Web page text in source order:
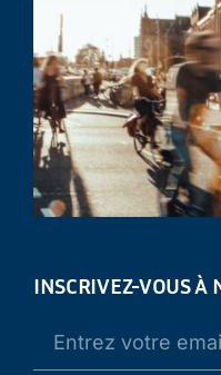
INSCRIVEZ-VOUS À